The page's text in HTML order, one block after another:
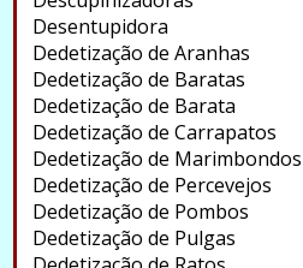
Desentupidora
Dedetização de Aranhas
Dedetização de Baratas
Dedetização de Barata
Dedetização de Carrapatos
Dedetização de Marimbondos
Dedetização de Percevejos
Dedetização de Pombos
Dedetização de Pulgas